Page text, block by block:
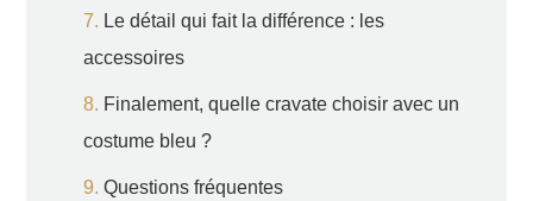
Le détail qui fait la différence : les
accessoires
Finalement, quelle cravate choisir avec un
costume bleu ?
Questions fréquentes